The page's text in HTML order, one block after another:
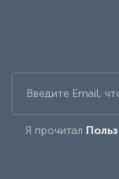
Я прочитал